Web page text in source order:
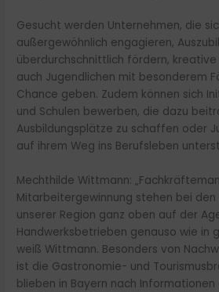
Gesucht werden Unternehmen, die
außergewöhnlich engagieren,
überdurchschnittlich fördern,
auch Jugendlichen mit besonderem
Chance geben. Zudem können sich
und Schulen bewerben, die dazu
Ausbildungsplätze zu schaffen oder
auf ihrem Weg ins Berufsleben
Mechthilde Wittmann:
Mitarbeitergewinnung stehen bei den
unserer Region ganz oben auf der
Handwerksbetrieben genauso wie in
weiß Wittmann. Besonders von
ist die Gastronomie- und
blieben in Bayern nach